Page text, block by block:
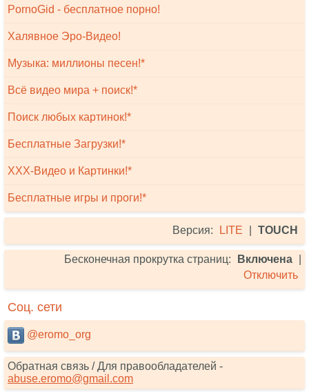
PornoGid - бесплатное порно!
Халявное Эро-Видео!
Музыка: миллионы песен!*
Всё видео мира + поиск!*
Поиск любых картинок!*
Бесплатные Загрузки!*
XXX-Видео и Картинки!*
Бесплатные игры и проги!*
Версия: LITE TOUCH
Бесконечная прокрутка страниц: Включена
Отключить
Соц. сети
@eromo_org
Обратная связь / Для правообладателей -
abuse.eromo@gmail.com